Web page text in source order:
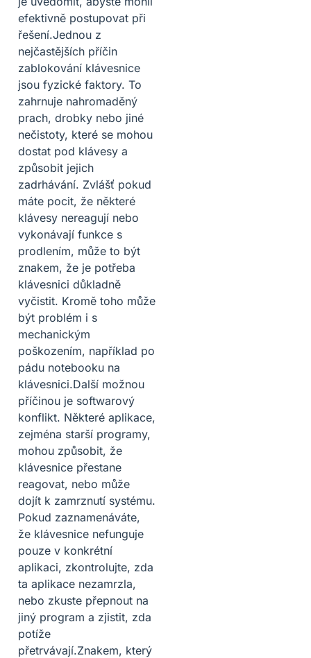
efektivně postupovat při
řešení.Jednou z
nejčastějších příčin
zablokování klávesnice
jsou fyzické faktory. To
zahrnuje nahromaděný
prach, drobky nebo jiné
nečistoty, které se mohou
dostat pod klávesy a
způsobit jejich
zadrhávání. Zvlášť pokud
máte pocit, že některé
klávesy nereagují nebo
vykonávají funkce s
prodlením, může to být
znakem, že je potřeba
klávesnici důkladně
vyčistit. Kromě toho může
být problém i s
mechanickým
poškozením, například po
pádu notebooku na
klávesnici.Další možnou
příčinou je softwarový
konflikt. Některé aplikace,
zejména starší programy,
mohou způsobit, že
klávesnice přestane
reagovat, nebo může
dojít k zamrznutí systému.
Pokud zaznamenáváte,
že klávesnice nefunguje
pouze v konkrétní
aplikaci, zkontrolujte, zda
ta aplikace nezamrzla,
nebo zkuste přepnout na
jiný program a zjistit, zda
potíže
přetrvávají.Znakem, který